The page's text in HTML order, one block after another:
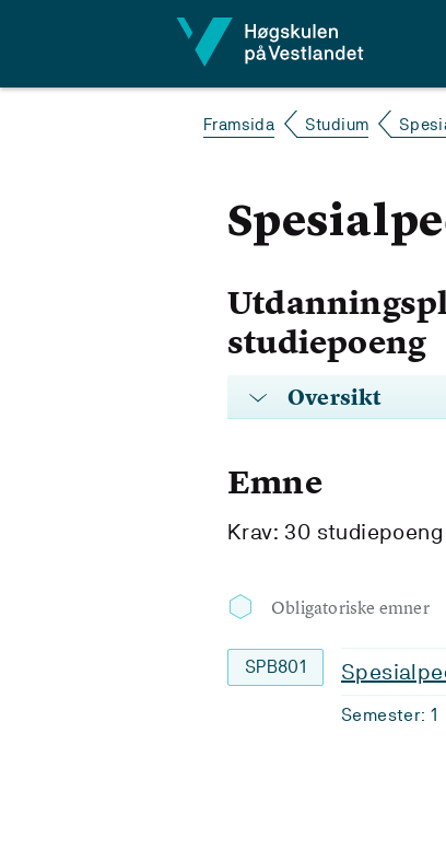
Framsida Studium
studiepoeng
Oversikt
Emne
Krav: 30 studiepoeng
Obligatoriske emner
SPB801
Semester: 1